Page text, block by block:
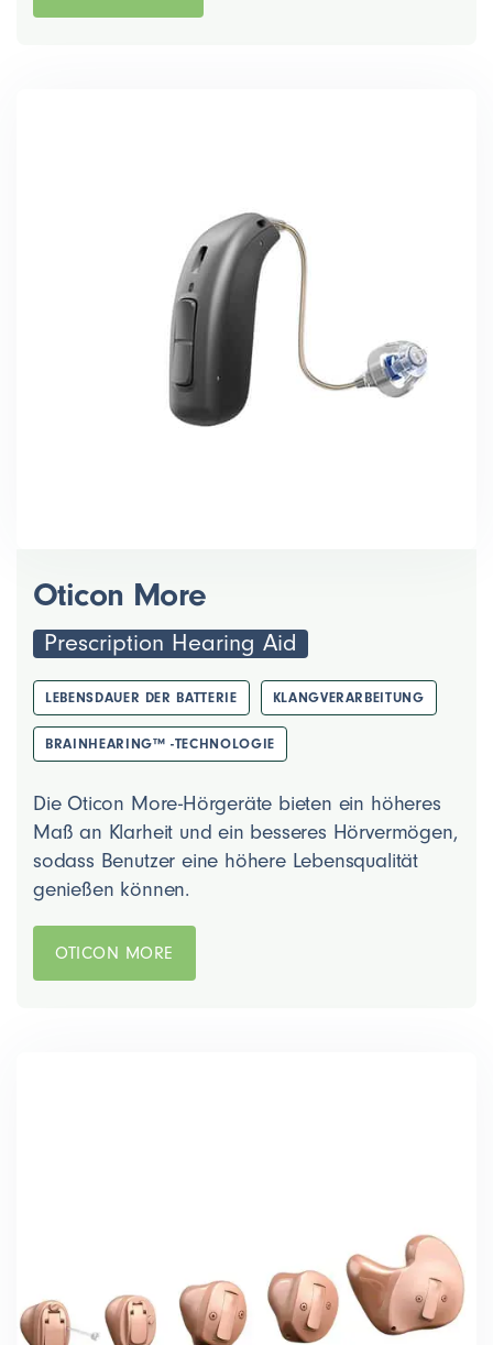
Oticon More
Prescription Hearing Aid
LEBENSDAUER DER BATTERIE KLANGVERARBEITUNG
BRAINHEARING™ -TECHNOLOGIE
Die Oticon More-Hörgeräte bieten ein höheres
Maß an Klarheit und ein besseres Hörvermögen,
sodass Benutzer eine höhere Lebensqualität
genießen können.
OTICON MORE